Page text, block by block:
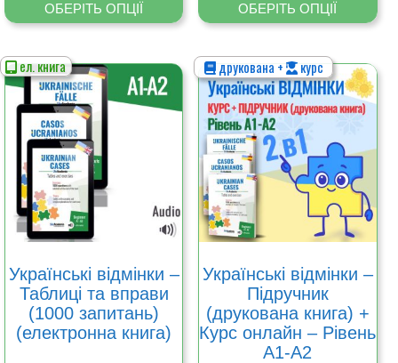
ОБЕРІТЬ ОПЦІЇ ОБЕРІТЬ ОПЦІЇ
ел. книга
Українські відмінки –
Таблиці та вправи
(1000 запитань)
(електронна книга)
Цей
товар
має
кілька
варіантів.
Параметри
можна
вибрати
на
сторінці
друкована + курс
Українські відмінки –
Підручник
(друкована книга) +
Курс онлайн – Рівень
А1-А2
Цей
товар
має
кілька
варіантів.
Параметри
можна
вибрати
на
сторінці